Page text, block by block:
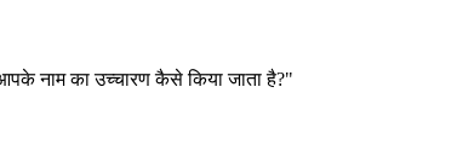
नाम का उच्चारण कैसे किया जाता है?"